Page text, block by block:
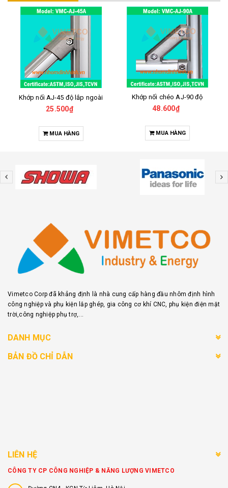
Khớp nối AJ-45 độ lắp ngoài
25.500₫
MUA HÀNG
Khớp nối chéo AJ-90 độ
48.600₫
MUA HÀNG
Vimetco Corp đã khẳng định là nhà cung cấp hàng đầu nhôm định hình
công nghiệp và phụ kiện lắp ghép, gia công cơ khí CNC, phụ kiện điện mặt
trời,công nghiệp phụ trợ,...
DANH MỤC
BẢN ĐỒ CHỈ DẪN
LIÊN HỆ
CÔNG TY CP CÔNG NGHIỆP & NĂNG LƯỢNG VIMETCO